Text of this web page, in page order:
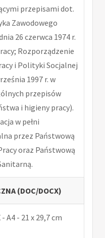
przepisami dot.
Zawodowego
26 czerwca 1974 r.
Rozporządzenie
i Polityki Socjalnej
1997 r. w
przepisów
i higieny pracy).
w pełni
przez Państwową
oraz Państwową
(DOC/DOCX)
- A4 - 21 x 29,7 cm